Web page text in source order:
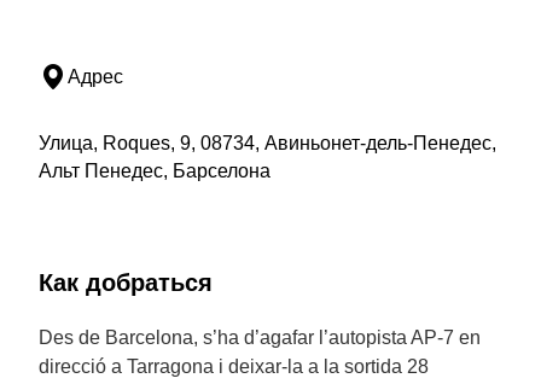
Адрес
Улица, Roques, 9, 08734, Авиньонет-дель-Пенедес,
Альт Пенедес, Барселона
Как добраться
Des de Barcelona, s’ha d’agafar l’autopista AP-7 en
direcció a Tarragona i deixar-la a la sortida 28